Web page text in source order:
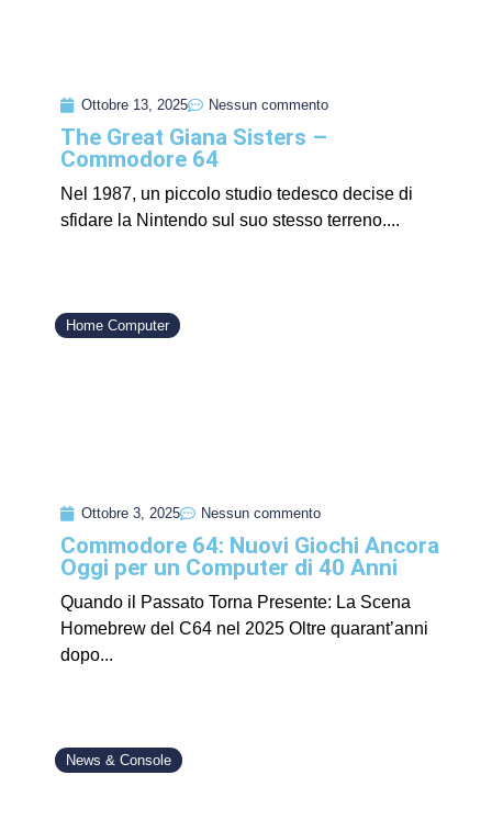
Ottobre 13, 2025 Nessun commento
The Great Giana Sisters –
Commodore 64
Nel 1987, un piccolo studio tedesco decise di
sfidare la Nintendo sul suo stesso terreno....
Home Computer
Ottobre 3, 2025 Nessun commento
Commodore 64: Nuovi Giochi Ancora
Oggi per un Computer di 40 Anni
Quando il Passato Torna Presente: La Scena
Homebrew del C64 nel 2025 Oltre quarant’anni
dopo...
News & Console